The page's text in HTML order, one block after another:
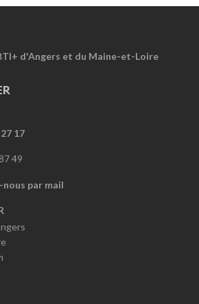
17
49
par mail